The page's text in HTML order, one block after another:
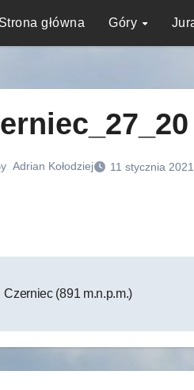
Strona główna Góry
Adrian Kołodziej 11 stycznia 2021
Czerniec (891 m.n.p.m.)